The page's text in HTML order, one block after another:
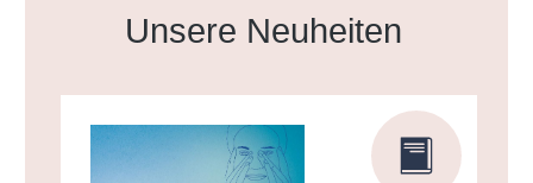
Produktgalerie überspringen
Unsere Neuheiten